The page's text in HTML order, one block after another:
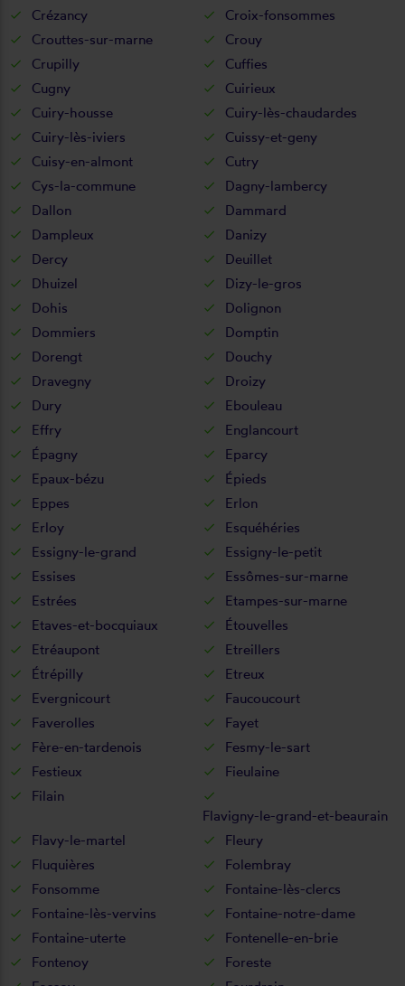
Crézancy
Croix-fonsommes
Crouttes-sur-marne
Crouy
Crupilly
Cuffies
Cugny
Cuirieux
Cuiry-housse
Cuiry-lès-chaudardes
Cuiry-lès-iviers
Cuissy-et-geny
Cuisy-en-almont
Cutry
Cys-la-commune
Dagny-lambercy
Dallon
Dammard
Dampleux
Danizy
Dercy
Deuillet
Dhuizel
Dizy-le-gros
Dohis
Dolignon
Dommiers
Domptin
Dorengt
Douchy
Dravegny
Droizy
Dury
Ebouleau
Effry
Englancourt
Épagny
Eparcy
Epaux-bézu
Épieds
Eppes
Erlon
Erloy
Esquéhéries
Essigny-le-grand
Essigny-le-petit
Essises
Essômes-sur-marne
Estrées
Etampes-sur-marne
Etaves-et-bocquiaux
Étouvelles
Etréaupont
Etreillers
Étrépilly
Etreux
Evergnicourt
Faucoucourt
Faverolles
Fayet
Fère-en-tardenois
Fesmy-le-sart
Festieux
Fieulaine
Filain
Flavigny-le-grand-et-beaurain
Flavy-le-martel
Fleury
Fluquières
Folembray
Fonsomme
Fontaine-lès-clercs
Fontaine-lès-vervins
Fontaine-notre-dame
Fontaine-uterte
Fontenelle-en-brie
Fontenoy
Foreste